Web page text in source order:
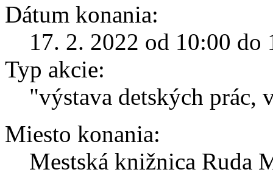
Dátum konania:
17. 2. 2022 od 10:00 do
Typ akcie:
"výstava detských prác,
Miesto konania:
Mestská knižnica Ruda